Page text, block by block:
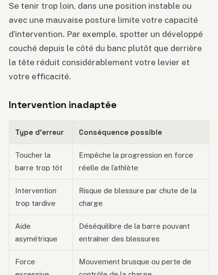
Se tenir trop loin, dans une position instable ou
avec une mauvaise posture limite votre capacité
d’intervention. Par exemple, spotter un développé
couché depuis le côté du banc plutôt que derrière
la tête réduit considérablement votre levier et
votre efficacité.
Intervention inadaptée
Type d’erreur Conséquence possible
Toucher la
barre trop tôt
Empêche la progression en force
réelle de l’athlète
Intervention
trop tardive
Risque de blessure par chute de la
charge
Aide
asymétrique
Déséquilibre de la barre pouvant
entraîner des blessures
Force
Mouvement brusque ou perte de